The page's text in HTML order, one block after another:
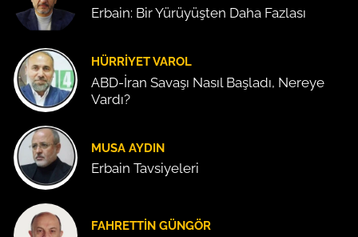
Erbain: Bir Yürüyüşten Daha Fazlası
HÜRRIYET VAROL
ABD-İran Savaşı Nasıl Başladı, Nereye
Vardı?
MUSA AYDIN
Erbain Tavsiyeleri
FAHRETTIN GÜNGÖR